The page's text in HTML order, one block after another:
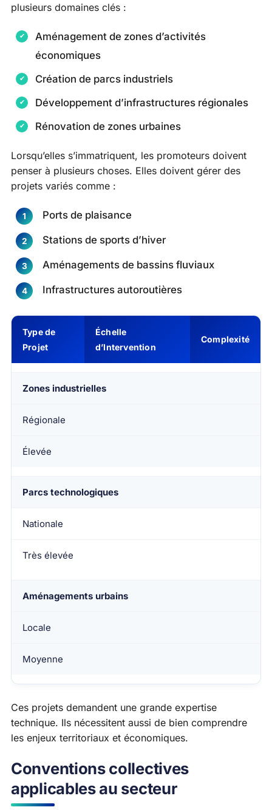
plusieurs domaines clés :
Aménagement de zones d’activités
économiques
Création de parcs industriels
Développement d’infrastructures régionales
Rénovation de zones urbaines
Lorsqu’elles s’immatriquent, les promoteurs doivent
penser à plusieurs choses. Elles doivent gérer des
projets variés comme :
Ports de plaisance
Stations de sports d’hiver
Aménagements de bassins fluviaux
Infrastructures autoroutières
Type de
Projet
Échelle
d’Intervention
Complexité
Zones industrielles
Régionale
Élevée
Parcs technologiques
Nationale
Très élevée
Aménagements urbains
Locale
Moyenne
Ces projets demandent une grande expertise
technique. Ils nécessitent aussi de bien comprendre
les enjeux territoriaux et économiques.
Conventions collectives
applicables au secteur